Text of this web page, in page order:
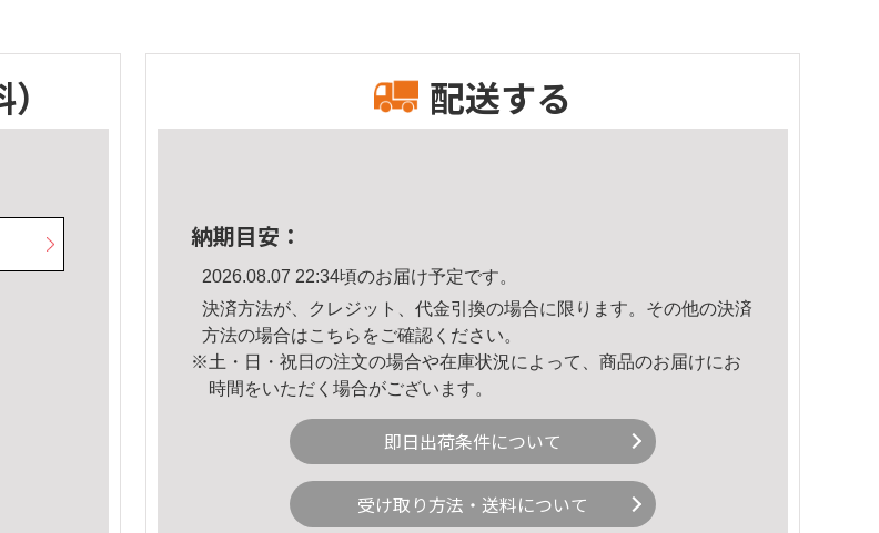
配送する
納期目安：
2026.08.07 22:34頃のお届け予定です。
決済方法が、クレジット、代金引換の場合に限ります。その他の決済
方法の場合はこちら をご確認ください。
※土・日・祝日の注文の場合や在庫状況によって、商品のお届けにお
時間をいただく場合がございます。
即日出荷条件について
受け取り方法・送料について